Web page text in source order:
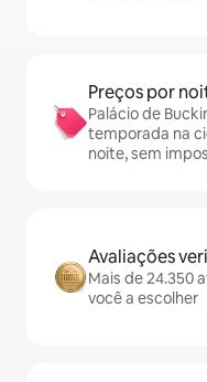
Preços por
Palácio de
temporada na
noite, sem
Avaliações
Mais de 24.350
você a escolher